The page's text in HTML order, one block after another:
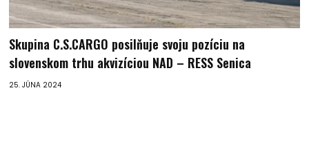
Skupina C.S.CARGO posilňuje svoju pozíciu na
slovenskom trhu akvizíciou NAD – RESS Senica
25. JÚNA 2024